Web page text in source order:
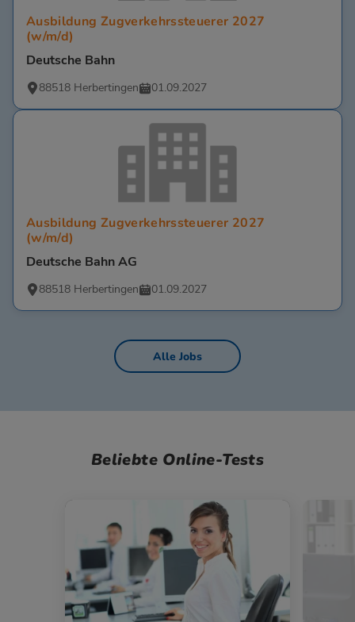
Ausbildung Zugverkehrssteuerer 2027
(w/m/d)
Deutsche Bahn
88518 Herbertingen 01.09.2027
Ausbildung Zugverkehrssteuerer 2027
(w/m/d)
Deutsche Bahn AG
88518 Herbertingen 01.09.2027
Alle Jobs
Beliebte Online-Tests